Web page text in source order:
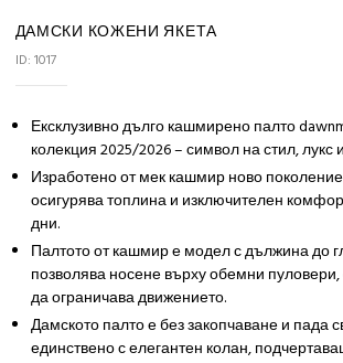
ДАМСКИ КОЖЕНИ ЯКЕТА
ID: 1017
Ексклузивно дълго кашмирено палто
колекция 2025/2026 – символ на стил, лукс
Изработено от мек кашмир ново поколение
осигурява топлина и изключителен
дни.
Палтото от кашмир е модел с дължина до
позволява носене върху обемни
да ограничава движението.
Дамското палто е без закопчаване и пада
единствено с елегантен колан,